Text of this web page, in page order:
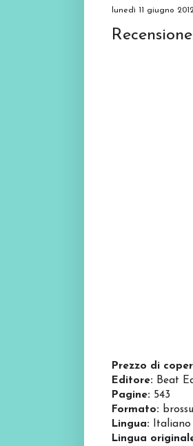
lunedì 11 giugno
Prezzo di
Editore: Beat
Pagine: 543
Formato:
Lingua:
Italiano
Lingua